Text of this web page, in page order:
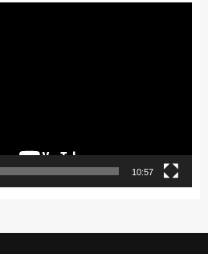
10:57